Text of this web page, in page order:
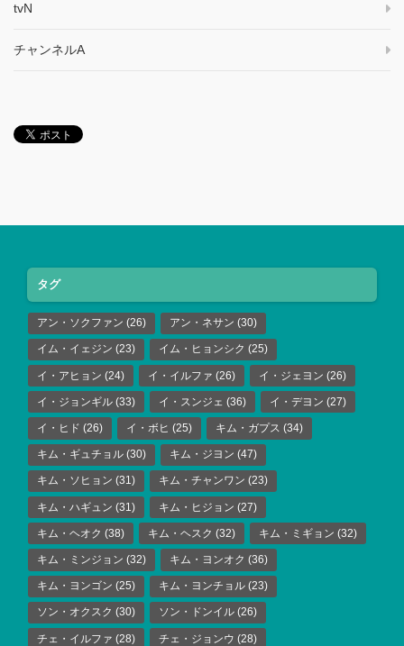
tvN
チャンネルA
タグ
アン・ソクファン (26) アン・ネサン (30)
イム・イェジン (23) イム・ヒョンシク (25)
イ・アヒョン (24) イ・イルファ (26) イ・ジェヨン (26)
イ・ジョンギル (33) イ・スンジェ (36) イ・デヨン (27)
イ・ヒド (26) イ・ボヒ (25) キム・ガプス (34)
キム・ギュチョル (30) キム・ジヨン (47)
キム・ソヒョン (31) キム・チャンワン (23)
キム・ハギュン (31) キム・ヒジョン (27)
キム・ヘオク (38) キム・ヘスク (32) キム・ミギョン (32)
キム・ミンジョン (32) キム・ヨンオク (36)
キム・ヨンゴン (25) キム・ヨンチョル (23)
ソン・オクスク (30) ソン・ドンイル (26)
チェ・イルファ (28) チェ・ジョンウ (28)